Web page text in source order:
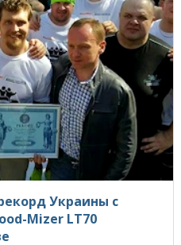
Украины с
Mizer LT70